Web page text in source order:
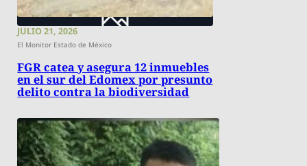
JULIO 21, 2026
El Monitor Estado de México
FGR catea y asegura 12 inmuebles
en el sur del Edomex por presunto
delito contra la biodiversidad